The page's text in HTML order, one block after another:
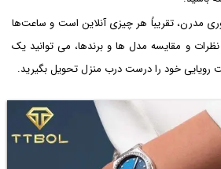
مدرن، تقریباً هر چیزی آنلاین است و ساعت‌ها
نظرات و مقایسه مدل ها و برندها، می توانید یک
رویایی خود را درست درب منزل تحویل بگیرید.